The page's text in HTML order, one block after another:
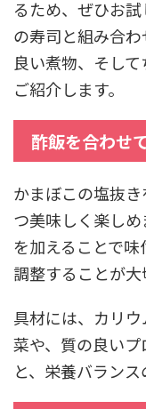
るため、ぜひお
の寿司と組み合
良い煮物、そし
ご紹介します。
酢飯を合わせ
かまぼこの塩抜
つ美味しく楽し
を加えることで
調整することが大
具材には、カリ
菜や、質の良い
と、栄養バランス